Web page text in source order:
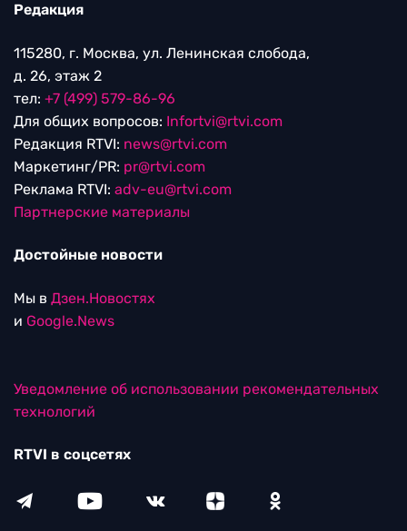
Редакция
115280, г. Москва, ул. Ленинская слобода,
д. 26, этаж 2
тел: +7 (499) 579-86-96
Для общих вопросов: Infortvi@rtvi.com
Редакция RTVI: news@rtvi.com
Маркетинг/PR: pr@rtvi.com
Реклама RTVI: adv-eu@rtvi.com
Партнерские материалы
Достойные новости
Мы в Дзен.Новостях
и Google.News
Уведомление об использовании рекомендательных
технологий
RTVI в соцсетях